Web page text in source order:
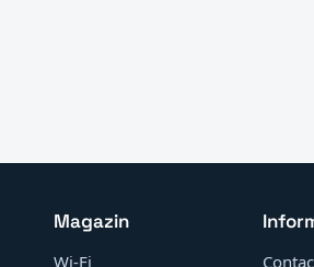
Magazin
Wi-Fi